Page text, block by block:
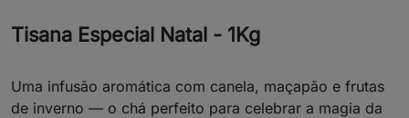
Tisana Especial Natal - 1Kg
Uma infusão aromática com canela, maçapão e frutas
de inverno — o chá perfeito para celebrar a magia da